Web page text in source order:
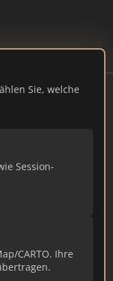
Sie, welche
Session-
CARTO. Ihre